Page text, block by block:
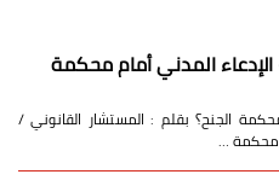
المدني أمام محكمة
الجنح؟ بقلم : المستشار القانوني /
محكمة …